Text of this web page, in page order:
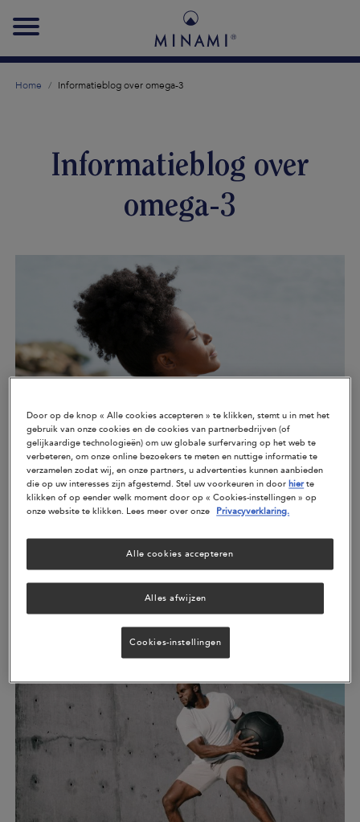
navigation
Home Informatieblog over omega-3
Informatieblog over
omega-3
Schoonheid uit de zee
algenOmega-3 voor de gevoelige huidLaten we eerst het
visver...
Door op de knop « Alle cookies accepteren » te klikken, stemt u in met het
gebruik van onze cookies en de cookies van partnerbedrijven (of
gelijkaardige technologieën) om uw globale surfervaring op het web te
verbeteren, om onze online bezoekers te meten en nuttige informatie te
verzamelen zodat wij, en onze partners, u advertenties kunnen aanbieden
die op uw interesses zijn afgestemd. Stel uw voorkeuren in doorhierte
klikken of op eender welk moment door op « Cookies-instellingen » op
onze website te klikken. Lees meer over onze Privacyverklaring.
Alles afwijzen
Alle cookies accepteren
Cookies-instellingen